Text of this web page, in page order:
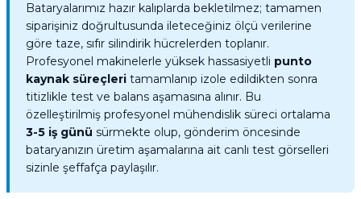
Bataryalarımız hazır kalıplarda bekletilmez; tamamen
siparişiniz doğrultusunda ileteceğiniz ölçü verilerine
göre taze, sıfır silindirik hücrelerden toplanır.
Profesyonel makinelerle yüksek hassasiyetli punto
kaynak süreçleri tamamlanıp izole edildikten sonra
titizlikle test ve balans aşamasına alınır. Bu
özelleştirilmiş profesyonel mühendislik süreci ortalama
3-5 iş günü sürmekte olup, gönderim öncesinde
bataryanızın üretim aşamalarına ait canlı test görselleri
sizinle şeffafça paylaşılır.